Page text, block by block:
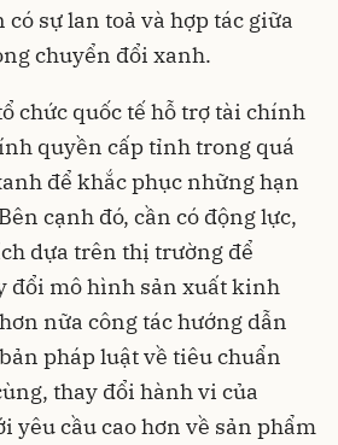
có sự lan toả và hợp tác giữa
chuyển đổi xanh.
chức quốc tế hỗ trợ tài chính
quyền cấp tỉnh trong quá
để khắc phục những hạn
cạnh đó, cần có động lực,
dựa trên thị trường để
đổi mô hình sản xuất kinh
nữa công tác hướng dẫn
pháp luật về tiêu chuẩn
thay đổi hành vi của
yêu cầu cao hơn về sản phẩm